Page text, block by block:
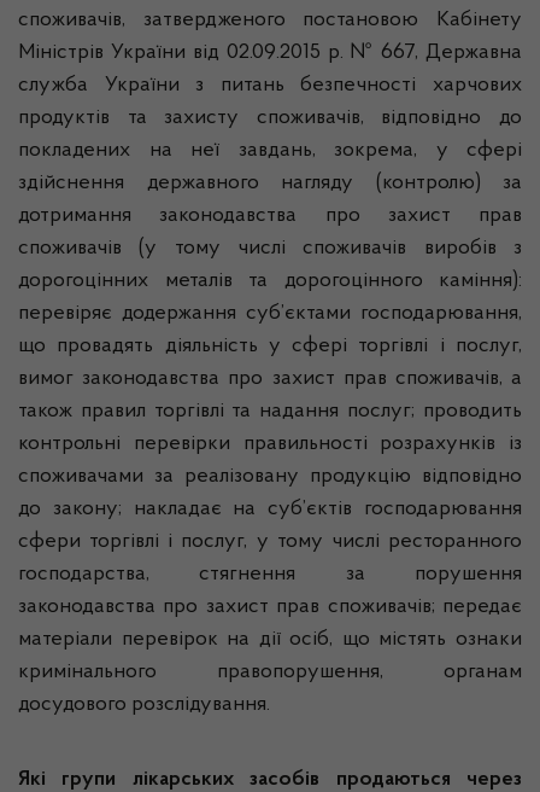
споживачів, затвердженого постановою Кабінету
Міністрів України від 02.09.2015 р. № 667, Державна
служба України з питань безпечності харчових
продуктів та захисту споживачів, відповідно до
покладених на неї завдань, зокрема, у сфері
здійснення державного нагляду (контролю) за
дотримання законодавства про захист прав
споживачів (у тому числі споживачів виробів з
дорогоцінних металів та дорогоцінного каміння):
перевіряє додержання суб’єктами господарювання,
що провадять діяльність у сфері торгівлі і послуг,
вимог законодавства про захист прав споживачів, а
також правил торгівлі та надання послуг; проводить
контрольні перевірки правильності розрахунків із
споживачами за реалізовану продукцію відповідно
до закону; накладає на суб’єктів господарювання
сфери торгівлі і послуг, у тому числі ресторанного
господарства, стягнення за порушення
законодавства про захист прав споживачів; передає
матеріали перевірок на дії осіб, що містять ознаки
кримінального правопорушення, органам
досудового розслідування.
Які групи лікарських засобів продаються через